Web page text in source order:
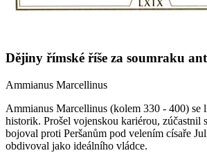
Dějiny římské říše za soumraku
Ammianus Marcellinus
Ammianus Marcellinus (kolem 330 - 400) se
historik. Prošel vojenskou kariérou, zúčastnil
bojoval proti Peršanům pod velením císaře
obdivoval jako ideálního vládce.